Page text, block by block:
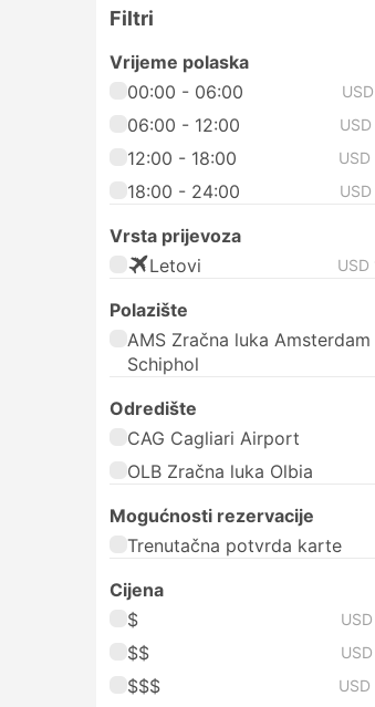
Filtri
Vrijeme polaska
00:00 - 06:00
06:00 - 12:00
12:00 - 18:00
18:00 - 24:00
Vrsta prijevoza
Letovi
USD
Polazište
AMS Zračna luka Amsterdam
Schiphol
Odredište
CAG Cagliari Airport
OLB Zračna luka Olbia
Mogućnosti rezervacije
Trenutačna potvrda karte
Cijena
$
$$
$$$